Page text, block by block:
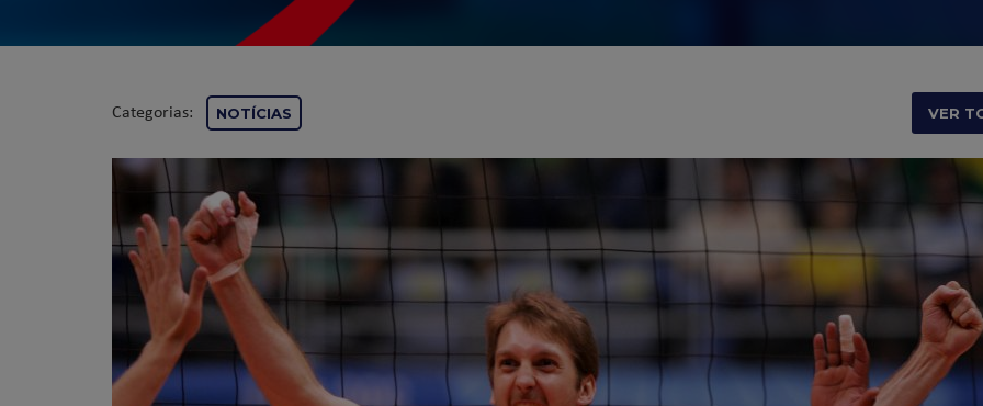
Categorias: NOTÍCIAS VER